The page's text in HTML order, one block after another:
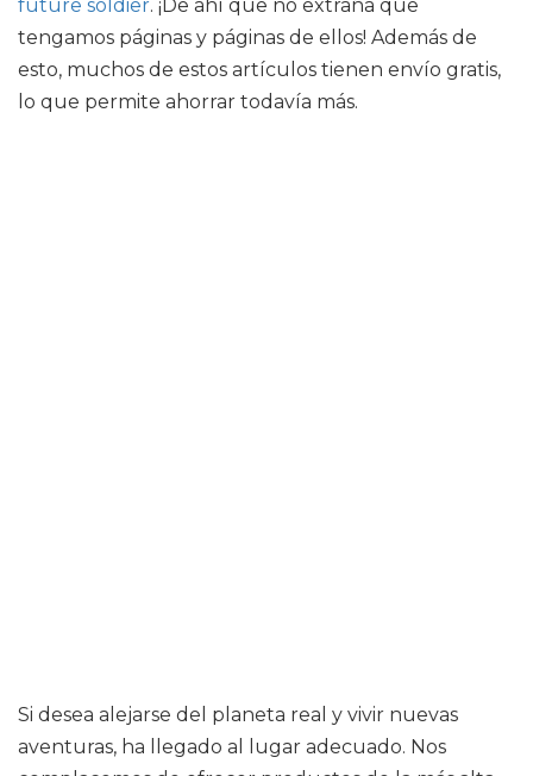
future soldier. ¡De ahí que no extraña que
tengamos páginas y páginas de ellos! Además de
esto, muchos de estos artículos tienen envío gratis,
lo que permite ahorrar todavía más.
Si desea alejarse del planeta real y vivir nuevas
aventuras, ha llegado al lugar adecuado. Nos